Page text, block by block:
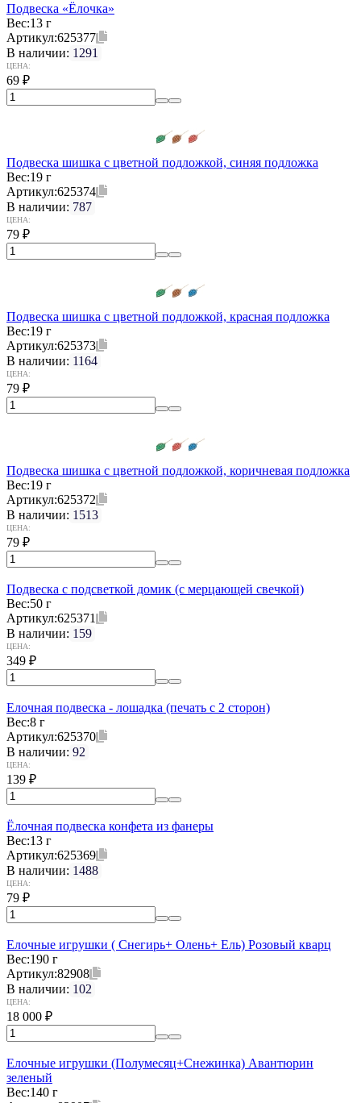
Подвеска «Ёлочка»
Вес:13 г
Артикул:625377
В наличии: 1291
ЦЕНА:
69 ₽
Подвеска шишка с цветной подложкой, синяя подложка
Вес:19 г
Артикул:625374
В наличии: 787
ЦЕНА:
79 ₽
Подвеска шишка с цветной подложкой, красная подложка
Вес:19 г
Артикул:625373
В наличии: 1164
ЦЕНА:
79 ₽
Подвеска шишка с цветной подложкой, коричневая подложка
Вес:19 г
Артикул:625372
В наличии: 1513
ЦЕНА:
79 ₽
Подвеска с подсветкой домик (с мерцающей свечкой)
Вес:50 г
Артикул:625371
В наличии: 159
ЦЕНА:
349 ₽
Елочная подвеска - лошадка (печать с 2 сторон)
Вес:8 г
Артикул:625370
В наличии: 92
ЦЕНА:
139 ₽
Ёлочная подвеска конфета из фанеры
Вес:13 г
Артикул:625369
В наличии: 1488
ЦЕНА:
79 ₽
Елочные игрушки ( Снегирь+ Олень+ Ель) Розовый кварц
Вес:190 г
Артикул:82908
В наличии: 102
ЦЕНА:
18 000 ₽
Елочные игрушки (Полумесяц+Снежинка) Авантюрин
зеленый
Вес:140 г